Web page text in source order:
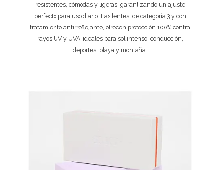
resistentes, cómodas y ligeras, garantizando un ajuste
perfecto para uso diario. Las lentes, de categoría 3 y con
tratamiento antirreflejante, ofrecen protección 100% contra
rayos UV y UVA, ideales para sol intenso, conducción,
deportes, playa y montaña.